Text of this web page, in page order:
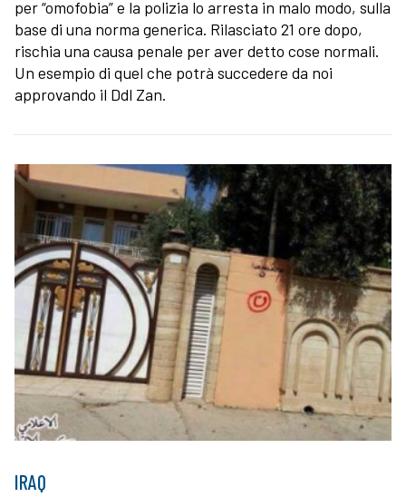
per “omofobia” e la polizia lo arresta in malo modo, sulla
base di una norma generica. Rilasciato 21 ore dopo,
rischia una causa penale per aver detto cose normali.
Un esempio di quel che potrà succedere da noi
approvando il Ddl Zan.
IRAQ